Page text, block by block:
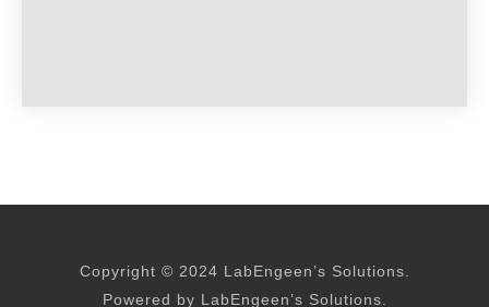
Copyright © 2024 LabEngeen’s Solutions.
Powered by LabEngeen’s Solutions.